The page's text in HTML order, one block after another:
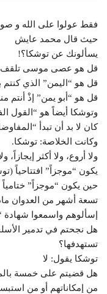
فقط عولوا على الله و
حيث قال محمد عايش
يسألونك عن توشكا؟!
قل هو عصى موسى تلقف
قل هو “اليمن” الذي كنتم
قل هو “أبو يمن” إذْ أنتم
وتوشكا أيضاً هو “القول
كان لا بد أن تبدأ
وكانت الخلاصة: توشكا.
ولا أروع، ولا أكثر إيجازاً،
حين يكون “موجزاً” ختامياً (توشكا 2) لما آلت
تسعة أشهر من العدوان
إسألوهم واسمعوا شهادة
هل نجحتم في تدمير
تستهدفها؟
توشكا يقول: لا
هل قضيتم على خمسة
من إمكاناتهم أو من